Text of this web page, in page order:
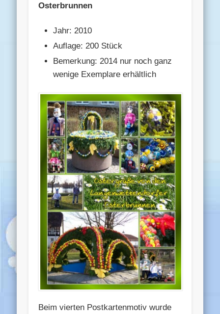
Osterbrunnen
Jahr: 2010
Auflage: 200 Stück
Bemerkung: 2014 nur noch ganz
wenige Exemplare erhältlich
Beim vierten Postkartenmotiv wurde